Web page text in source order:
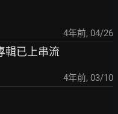
4年前, 04/26
輯已上串流
4年前, 03/10